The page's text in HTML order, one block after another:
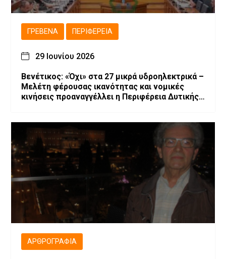
ΓΡΕΒΕΝΆ ΠΕΡΙΦΈΡΕΙΑ
29 Ιουνίου 2026
Βενέτικος: «Όχι» στα 27 μικρά υδροηλεκτρικά –
Μελέτη φέρουσας ικανότητας και νομικές
κινήσεις προαναγγέλλει η Περιφέρεια Δυτικής
ΑΡΘΡΟΓΡΑΦΊΑ